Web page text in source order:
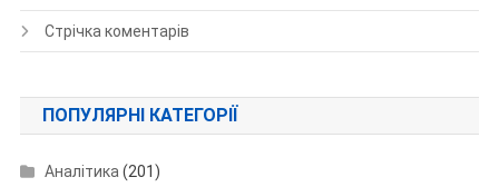
Стрічка коментарів
ПОПУЛЯРНІ КАТЕГОРІЇ
Аналітика (201)